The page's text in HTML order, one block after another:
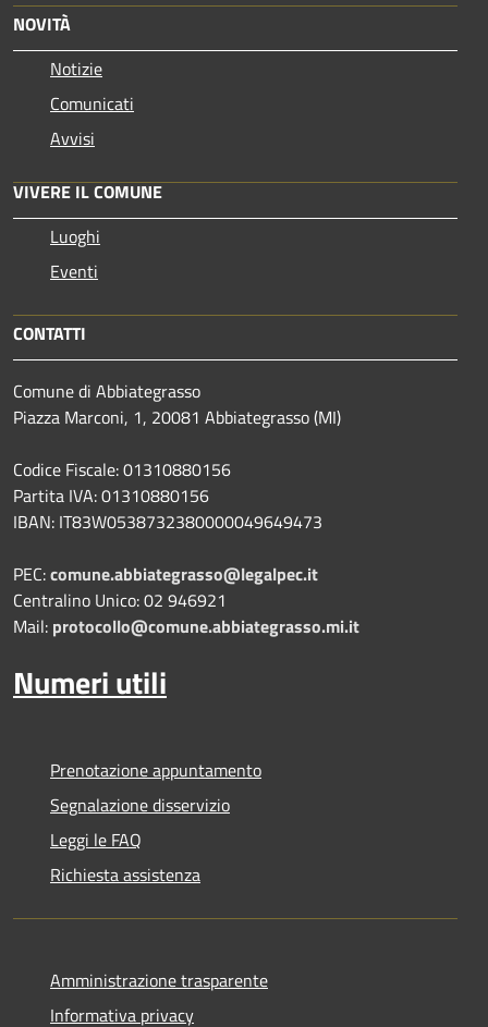
NOVITÀ
Notizie
Comunicati
Avvisi
VIVERE IL COMUNE
Luoghi
Eventi
CONTATTI
Comune di Abbiategrasso
Piazza Marconi, 1, 20081 Abbiategrasso (MI)
Codice Fiscale: 01310880156
Partita IVA: 01310880156
IBAN: IT83W0538732380000049649473
PEC:comune.abbiategrasso@legalpec.it
Centralino Unico: 02 946921
Mail: protocollo@comune.abbiategrasso.mi.it
Numeri utili
Prenotazione appuntamento
Segnalazione disservizio
Leggi le FAQ
Richiesta assistenza
Amministrazione trasparente
Informativa privacy